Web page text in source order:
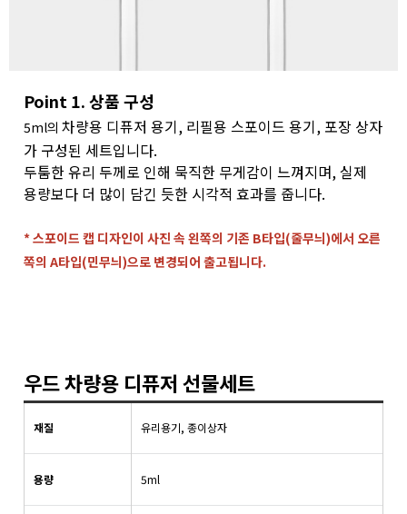
Point 1. 상품 구성
5ml의 차량용 디퓨저 용기, 리필용 스포이드 용기, 포장 상자
가 구성된 세트입니다.
두툼한 유리 두께로 인해 묵직한 무게감이 느껴지며, 실제
용량보다 더 많이 담긴 듯한 시각적 효과를 줍니다.
* 스포이드 캡 디자인이 사진 속 왼쪽의 기존 B타입(줄무늬)에서 오른
쪽의 A타입(민무늬)으로 변경되어 출고됩니다.
우드 차량용 디퓨저 선물세트
재질 유리용기, 종이상자
용량 5ml